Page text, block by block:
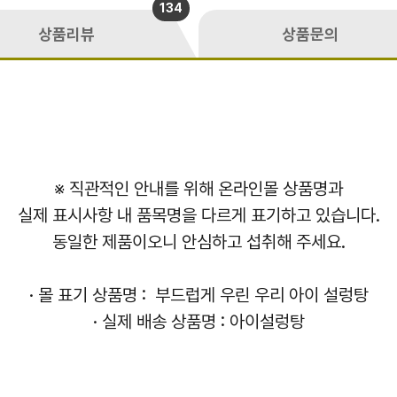
상품리뷰
134
상품문의
※ 직관적인 안내를 위해 온라인몰 상품명과
실제 표시사항 내 품목명을 다르게 표기하고 있습니다.
동일한 제품이오니 안심하고 섭취해 주세요.
· 몰 표기 상품명 : 부드럽게 우린 우리 아이 설렁탕
· 실제 배송 상품명 : 아이설렁탕